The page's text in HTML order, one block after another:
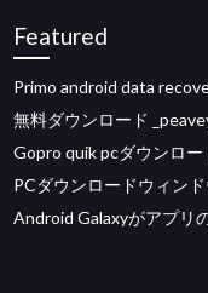
Featured
Primo android data
無料ダウンロード
Gopro quik pcダウンロー
PCダウンロードウィン
Android Galaxyがアプリ